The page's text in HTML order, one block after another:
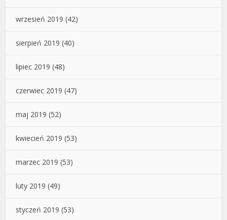
wrzesień 2019 (42)
sierpień 2019 (40)
lipiec 2019 (48)
czerwiec 2019 (47)
maj 2019 (52)
kwiecień 2019 (53)
marzec 2019 (53)
luty 2019 (49)
styczeń 2019 (53)